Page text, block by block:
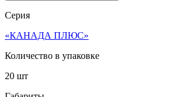
Серия
«КАНАДА ПЛЮС»
Количество в упаковке
20 шт